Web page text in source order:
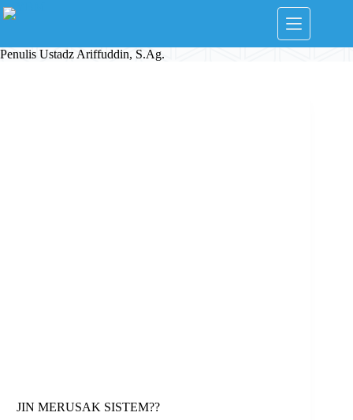
Skip
to
Penulis Ustadz Ariffuddin, S.Ag.
JIN MERUSAK SISTEM??